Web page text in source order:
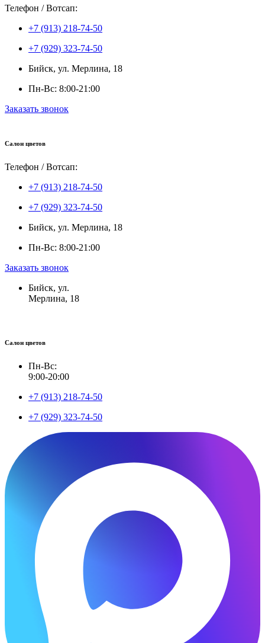
Телефон / Вотсап:
+7 (913) 218-74-50
+7 (929) 323-74-50
Бийск, ул. Мерлина, 18
Пн-Вс: 8:00-21:00
Заказать звонок
Салон цветов
Телефон / Вотсап:
+7 (913) 218-74-50
+7 (929) 323-74-50
Бийск, ул. Мерлина, 18
Пн-Вс: 8:00-21:00
Заказать звонок
Бийск, ул.
Мерлина, 18
Салон цветов
Пн-Вс:
9:00-20:00
+7 (913) 218-74-50
+7 (929) 323-74-50